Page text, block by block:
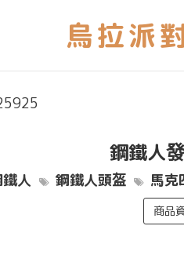
鋼鐵人
人 鋼鐵人頭盔 馬克
商品